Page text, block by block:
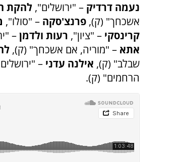
נעמה דרדיק – "ירושלים", להקת
אשכחך" (ק), פרנצ'סקה – "סולו",
קרינסקי – "ציון", רעות ולדמן–
אתא – "מוריה, אם אשכחך" (ק),
שבלב" (ק), אילנה עדני –
הרחמים" (ק).